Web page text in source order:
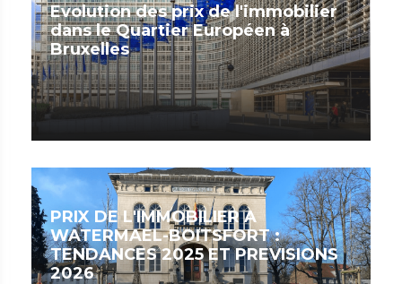
Evolution des prix de l'immobilier
dans le Quartier Européen à
Bruxelles
PRIX DE L'IMMOBILIER A
WATERMAEL-BOITSFORT :
TENDANCES 2025 ET PREVISIONS
2026